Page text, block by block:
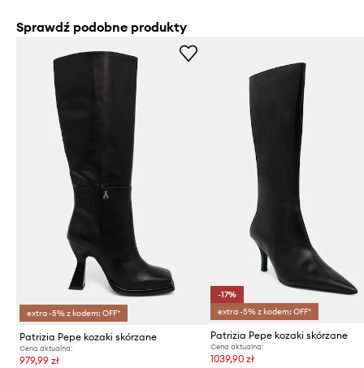
Sprawdź podobne produkty
extra -5% z kodem: OFF*
Patrizia Pepe kozaki skórzane
Cena aktualna:
979,99 zł
-17%
extra -5% z kodem: OFF*
Patrizia Pepe kozaki skórzane
Cena aktualna:
1039,90 zł